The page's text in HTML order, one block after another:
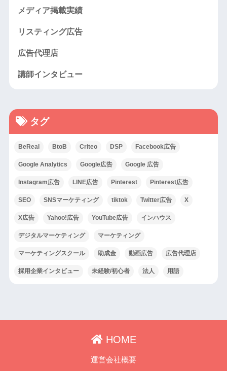
メディア掲載実績
リスティング広告
広告代理店
講師インタビュー
タグ
BeReal BtoB Criteo DSP Facebook広告
Google Analytics Google広告 Google 広告
Instagram広告 LINE広告 Pinterest Pinterest広告
SEO SNSマーケティング tiktok Twitter広告 X
X広告 Yahoo!広告 YouTube広告 インハウス
デジタルマーケティング マーケティング
マーケティングスクール 助成金 動画広告 広告代理店
採用企業インタビュー 未経験/初心者 法人 用語
HOME
運営会社概要